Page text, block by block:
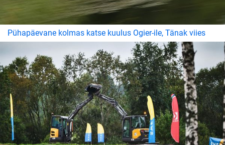
Pühapäevane kolmas katse kuulus Ogier-ile, Tänak viies